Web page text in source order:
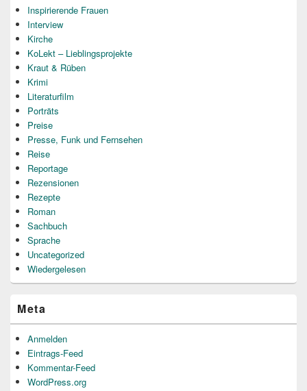
Inspirierende Frauen
Interview
Kirche
KoLekt – Lieblingsprojekte
Kraut & Rüben
Krimi
Literaturfilm
Porträts
Preise
Presse, Funk und Fernsehen
Reise
Reportage
Rezensionen
Rezepte
Roman
Sachbuch
Sprache
Uncategorized
Wiedergelesen
Meta
Anmelden
Eintrags-Feed
Kommentar-Feed
WordPress.org